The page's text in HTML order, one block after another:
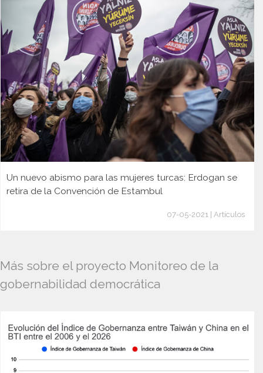
Un nuevo abismo para las mujeres turcas: Erdogan se
retira de la Convención de Estambul
07-05-2021 | Artículos
Más sobre el proyecto Monitoreo de la
gobernabilidad democrática